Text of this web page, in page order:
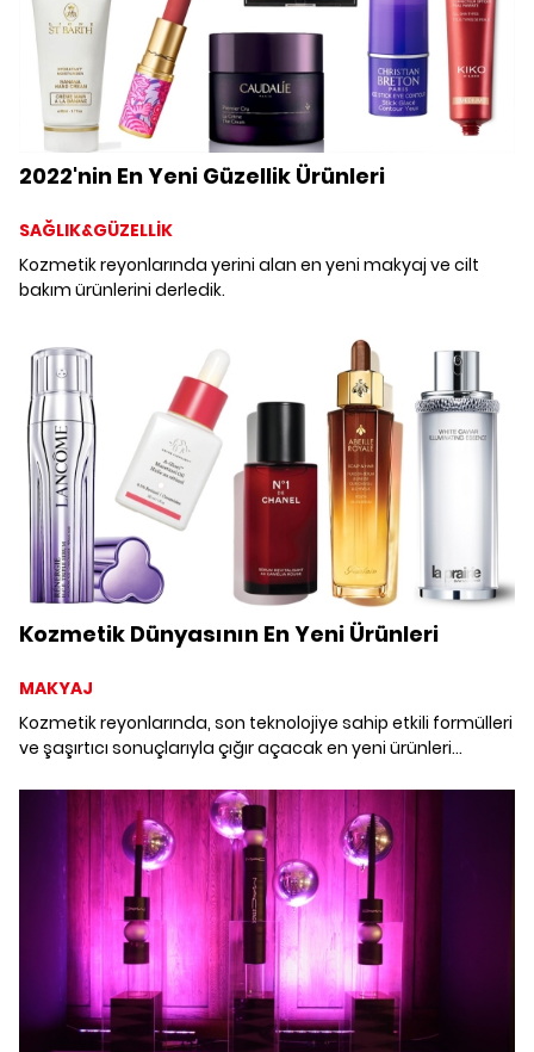
2022'nin En Yeni Güzellik Ürünleri
SAĞLIK&GÜZELLİK
Kozmetik reyonlarında yerini alan en yeni makyaj ve cilt
bakım ürünlerini derledik.
Kozmetik Dünyasının En Yeni Ürünleri
MAKYAJ
Kozmetik reyonlarında, son teknolojiye sahip etkili formülleri
ve şaşırtıcı sonuçlarıyla çığır açacak en yeni ürünleri